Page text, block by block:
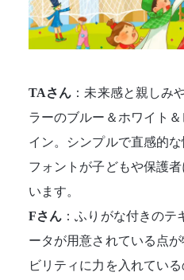
TAさん ：未来感と親しみ
ラーのブルー＆ホワイト
イン。シンプルで直感的
フォントが子どもや保護
います。
Fさん ：ふりがな付きの
ータが用意されている点
ビリティに力を入れてい